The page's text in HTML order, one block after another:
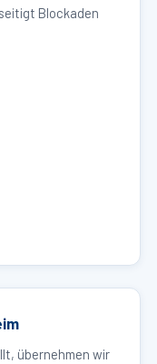
Blockaden
übernehmen wir